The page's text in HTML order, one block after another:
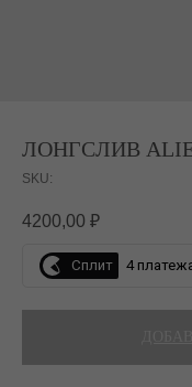
ЛОНГСЛИВ
SKU:
4200,00 ₽
Сплит 4